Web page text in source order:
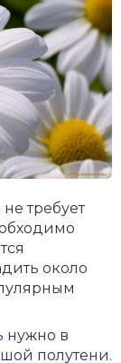
требует
около
нужно в
полутени.